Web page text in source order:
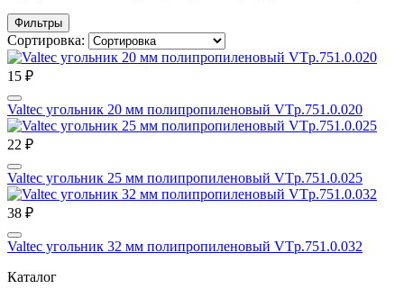
Фильтры
Сортировка:
15 ₽
Valtec угольник 20 мм полипропиленовый VTp.751.0.020
22 ₽
Valtec угольник 25 мм полипропиленовый VTp.751.0.025
38 ₽
Valtec угольник 32 мм полипропиленовый VTp.751.0.032
Каталог